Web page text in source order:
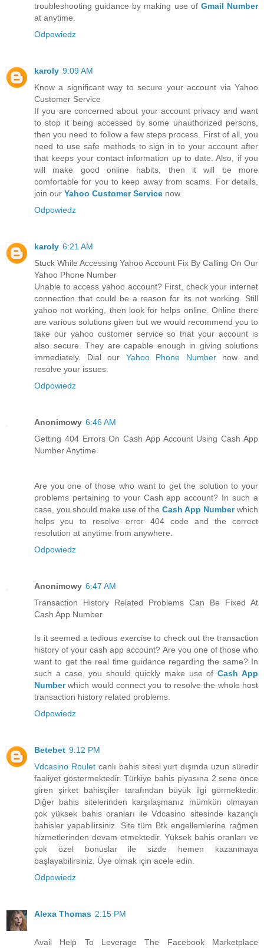
troubleshooting guidance by making use of Gmail Number
at anytime.
Odpowiedz
karoly 9:09 AM
Know a significant way to secure your account via Yahoo
Customer Service
If you are concerned about your account privacy and want
to stop it being accessed by some unauthorized persons,
then you need to follow a few steps process. First of all, you
need to use safe methods to sign in to your account after
that keeps your contact information up to date. Also, if you
will make good online habits, then it will be more
comfortable for you to keep away from scams. For details,
join our Yahoo Customer Service now.
Odpowiedz
karoly 6:21 AM
Stuck While Accessing Yahoo Account Fix By Calling On Our
Yahoo Phone Number
Unable to access yahoo account? First, check your internet
connection that could be a reason for its not working. Still
yahoo not working, then look for helps online. Online there
are various solutions given but we would recommend you to
take our yahoo customer service so that your account is
also secure. They are capable enough in giving solutions
immediately. Dial our Yahoo Phone Numbernow and
resolve your issues.
Odpowiedz
Anonimowy 6:46 AM
Getting 404 Errors On Cash App Account Using Cash App
Number Anytime
Are you one of those who want to get the solution to your
problems pertaining to your Cash app account? In such a
case, you should make use of the Cash App Numberwhich
helps you to resolve error 404 code and the correct
resolution at anytime from anywhere.
Odpowiedz
Anonimowy 6:47 AM
Transaction History Related Problems Can Be Fixed At
Cash App Number
Is it seemed a tedious exercise to check out the transaction
history of your cash app account? Are you one of those who
want to get the real time guidance regarding the same? In
such a case, you should quickly make use ofCash App
Numberwhich would connect you to resolve the whole host
transaction history related problems.
Odpowiedz
Betebet 9:12 PM
Vdcasino Rouletcanlı bahis sitesi yurt dışında uzun süredir
faaliyet göstermektedir. Türkiye bahis piyasına 2 sene önce
giren şirket bahisçiler tarafından büyük ilgi görmektedir.
Diğer bahis sitelerinden karşılaşmanız mümkün olmayan
çok yüksek bahis oranları ile Vdcasino sitesinde kazançlı
bahisler yapabilirsiniz. Site tüm Btk engellemlerine rağmen
hizmetlerinden devam etmektedir. Yüksek bahis oranları ve
çok özel bonuslar ile sizde hemen kazanmaya
başlayabilirsiniz. Üye olmak için acele edin.
Odpowiedz
Alexa Thomas 2:15 PM
Avail Help To Leverage The Facebook Marketplace